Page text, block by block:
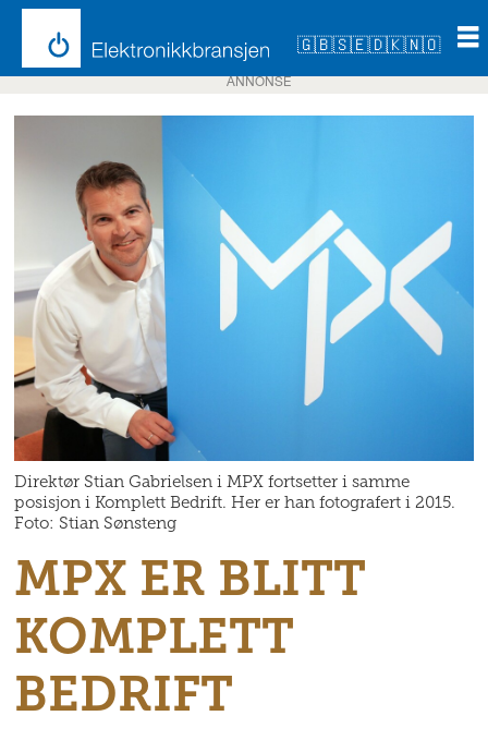
🇬🇧🇸🇪🇩🇰🇳🇴
ANNONSE
Direktør Stian Gabrielsen i MPX fortsetter i samme
posisjon i Komplett Bedrift. Her er han fotografert i 2015.
Foto: Stian Sønsteng
MPX ER BLITT
KOMPLETT
BEDRIFT